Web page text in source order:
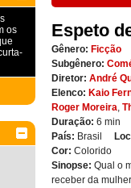
os
Espeto
Gênero: Ficção
Subgênero:
Diretor: André
Elenco: Kaio
Roger Moreira,
Duração: 6 min
País: Brasil
Cor: Colorido
Sinopse: Qual o
receber da